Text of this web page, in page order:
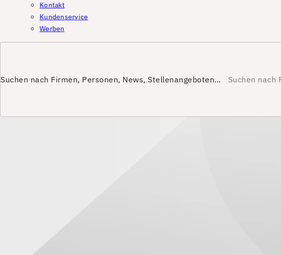
Kontakt
Kundenservice
Werben
Suchen nach Firmen, Personen, News, Stellenangeboten…